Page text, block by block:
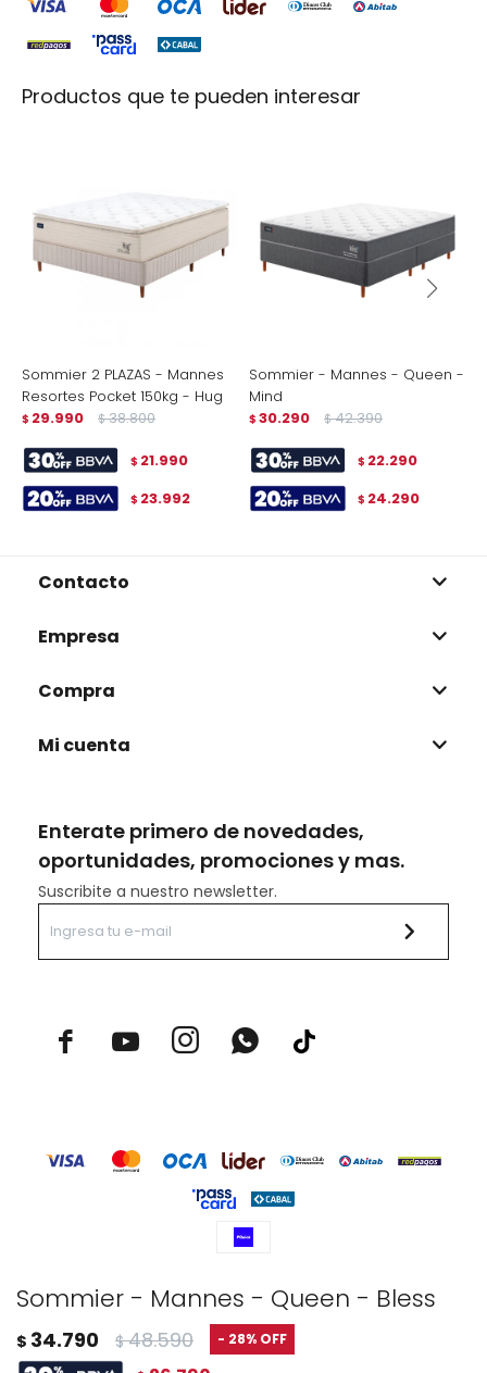
Sommier - Mannes - Queen - Bless
$ 34.790 $ 48.590 28
Productos que te pueden interesar
Sommier 2 PLAZAS - Mannes
Resortes Pocket 150kg - Hug
$ 29.990 $ 38.800
$ 21.990
$ 23.992
Sommier - Mannes - Queen -
Mind
$ 30.290 $ 42.390
$ 22.290
$ 24.290
Enterate primero de novedades,
oportunidades, promociones y mas.
Suscribite a nuestro newsletter.
  
Contacto
Empresa
Compra
Mi cuenta
© Copyright 2026 / Rustico Hogar